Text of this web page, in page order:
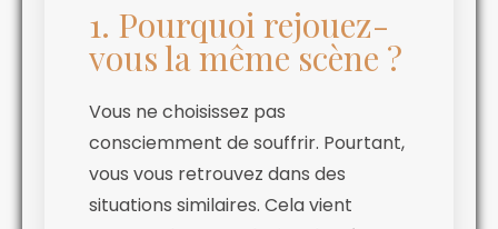
1. Pourquoi rejouez-
vous la même scène ?
Vous ne choisissez pas
consciemment de souffrir. Pourtant,
vous vous retrouvez dans des
situations similaires. Cela vient